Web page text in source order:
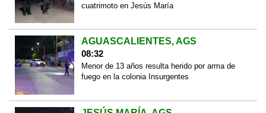
cuatrimoto en Jesús María
AGUASCALIENTES, AGS
08:32
Menor de 13 años resulta herido por arma de
fuego en la colonia Insurgentes